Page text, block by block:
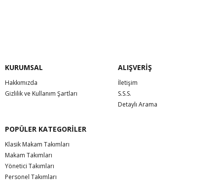
KURUMSAL
Hakkımızda
Gizlilik ve Kullanım Şartları
ALIŞVERİŞ
İletişim
S.S.S.
Detaylı Arama
POPÜLER KATEGORİLER
Klasik Makam Takımları
Makam Takımları
Yönetici Takımları
Personel Takımları